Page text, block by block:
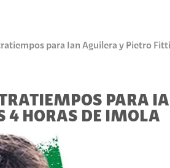
para Ian Aguilera y Pietro
PARA
4 HORAS DE IMOLA